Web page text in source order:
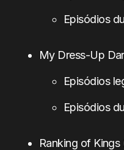
Episódios
My Dress-Up
Episódios
Episódios
Ranking of